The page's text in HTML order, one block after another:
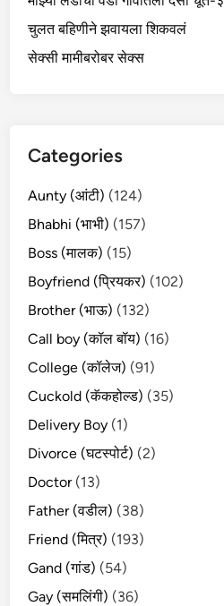
चुलत बहिणीने झवायला शिकवलं
सेक्सी मामीबरोबर सेक्स
Categories
Aunty (आंटी) (124)
Bhabhi (भाभी) (157)
Boss (मालक) (15)
Boyfriend (प्रियकर) (102)
Brother (भाऊ) (132)
Call boy (कॉल बॉय) (16)
College (कॉलेज) (91)
Cuckold (कॅकहोल्ड) (35)
Delivery Boy (1)
Divorce (घटस्पोर्ट) (2)
Doctor(13)
Father (वडील) (38)
Friend (मित्र) (193)
Gand (गांड) (54)
Gay (समलिंगी) (36)